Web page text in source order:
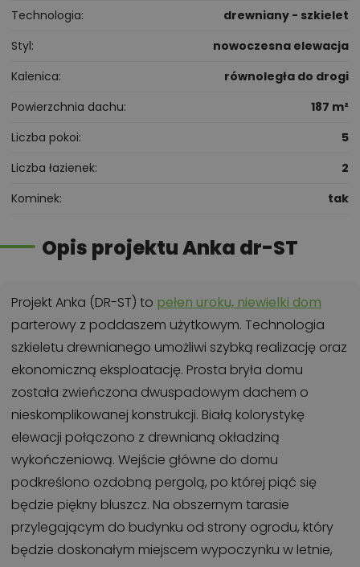
Technologia
drewniany - szkielet
Styl
nowoczesna elewacja
Kalenica
równoległa do drogi
Powierzchnia dachu
187 m²
Liczba pokoi
5
Liczba łazienek
2
Kominek
tak
Opis projektu Anka dr-ST
Projekt Anka (DR-ST) to pełen uroku, niewielki dom
parterowy z poddaszem użytkowym. Technologia
szkieletu drewnianego umożliwi szybką realizację oraz
ekonomiczną eksploatację. Prosta bryła domu
została zwieńczona dwuspadowym dachem o
nieskomplikowanej konstrukcji. Białą kolorystykę
elewacji połączono z drewnianą okładziną
wykończeniową. Wejście główne do domu
podkreślono ozdobną pergolą, po której piąć się
będzie piękny bluszcz. Na obszernym tarasie
przylegającym do budynku od strony ogrodu, który
będzie doskonałym miejscem wypoczynku w letnie,